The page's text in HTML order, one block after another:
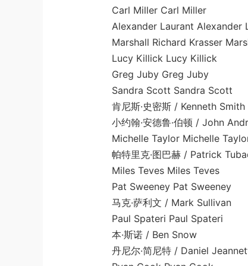
Carl Miller Carl Miller
Alexander Laurant Alexander
Marshall Richard Krasser
Lucy Killick Lucy Killick
Greg Juby Greg Juby
Sandra Scott Sandra Scott
肯尼斯·史密斯 / Kenneth Smith
小约翰·安德鲁·伯顿 / John
Michelle Taylor Michelle
帕特里克·图巴赫 / Patrick
Miles Teves Miles Teves
Pat Sweeney Pat Sweeney
马克·萨利文 / Mark Sullivan
Paul Spateri Paul Spateri
本·斯诺 / Ben Snow
丹尼尔·简尼特 / Daniel